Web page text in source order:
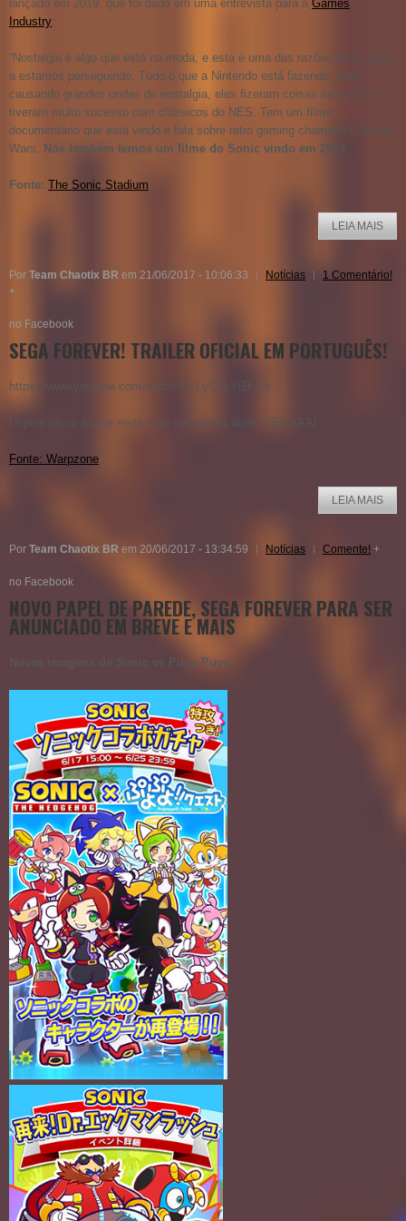
lançado em 2019, que foi dada em uma entrevista para a Games
Industry:
“Nostalgia é algo que está na moda, e esta é uma das razões pelas quais
a estamos perseguindo. Tudo o que a Nintendo está fazendo, está
causando grandes ondas de nostalgia, eles fizeram coisas incríveis e
tiveram muito sucesso com clássicos do NES. Tem um filme
documentário que está vindo e fala sobre retro gaming chamado Console
Wars. Nós também temos um filme do Sonic vindo em 2019.
Fonte: The Sonic Stadium
LEIA MAIS
Por Team Chaotix BR em 21/06/2017 - 10:06:33 Notícias
1 Comentário!
+
no Facebook
SEGA FOREVER! TRAILER OFICIAL EM PORTUGUÊS!
https://www.youtube.com/watch?v=LyG1zYi5KCs
Depois disso só me resta uma coisa para dizer: SEGAAA!
Fonte: Warpzone
LEIA MAIS
Por Team Chaotix BR em 20/06/2017 - 13:34:59 Notícias Comente! +
no Facebook
NOVO PAPEL DE PAREDE, SEGA FOREVER PARA SER
ANUNCIADO EM BREVE E MAIS
Novas imagens de Sonic vs Puyo Puyo